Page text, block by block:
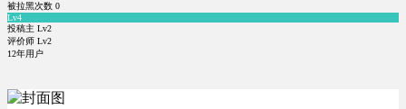
被拉黑次数 0
Lv4
投稿主 Lv2
评价师 Lv2
12年用户